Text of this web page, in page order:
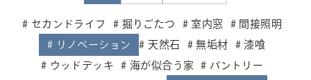
セカンドライフ 掘りごたつ 室内窓
間接照明
リノベーション
天然石 無垢材
漆喰
ウッドデッキ
海が似合う家
パントリー